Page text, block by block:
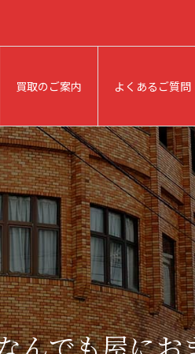
買取のご案内 よくあるご質問
んでも屋に